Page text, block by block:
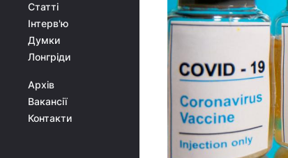
Статті
Інтерв'ю
Думки
Лонгріди
Архів
Вакансії
Контакти